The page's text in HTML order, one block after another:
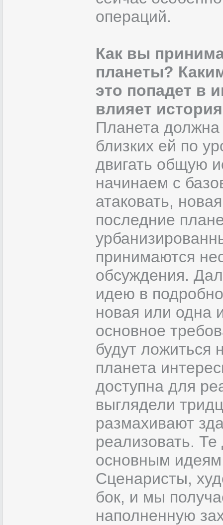
операций.
Как вы
планеты?
это попадет в
влияет
Планета должна
близких ей по
двигать общую
начинаем с
атаковать,
последние
принимаются
обсуждения.
идею в
новая или одна
основное
будут ложиться
планета
доступна для
выглядели
размахивают
реализовать.
основным
Сценаристы,
бок, и мы
наполненную